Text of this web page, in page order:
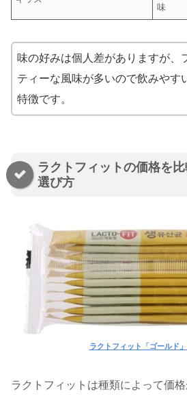
味
味の好みは個人差がありますが、
ティーな風味が多いので飲みやす
特徴です。
ラクトフィットの価格を
選び方
ラクトフィット「ゴールド」
ラクトフィットは種類によって価格